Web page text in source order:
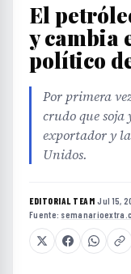
El
y cambia
político
Por primera
crudo que soja
exportador y
Unidos.
EDITORIAL TEAM·Jul 15,
Fuente: